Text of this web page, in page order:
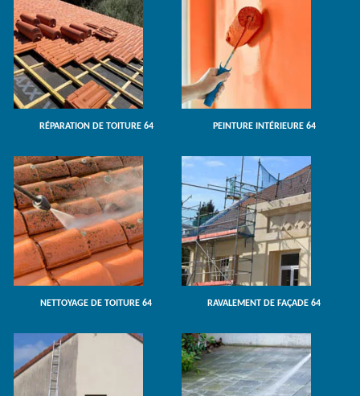
RÉPARATION DE TOITURE 64 PEINTURE INTÉRIEURE 64
NETTOYAGE DE TOITURE 64 RAVALEMENT DE FAÇADE 64